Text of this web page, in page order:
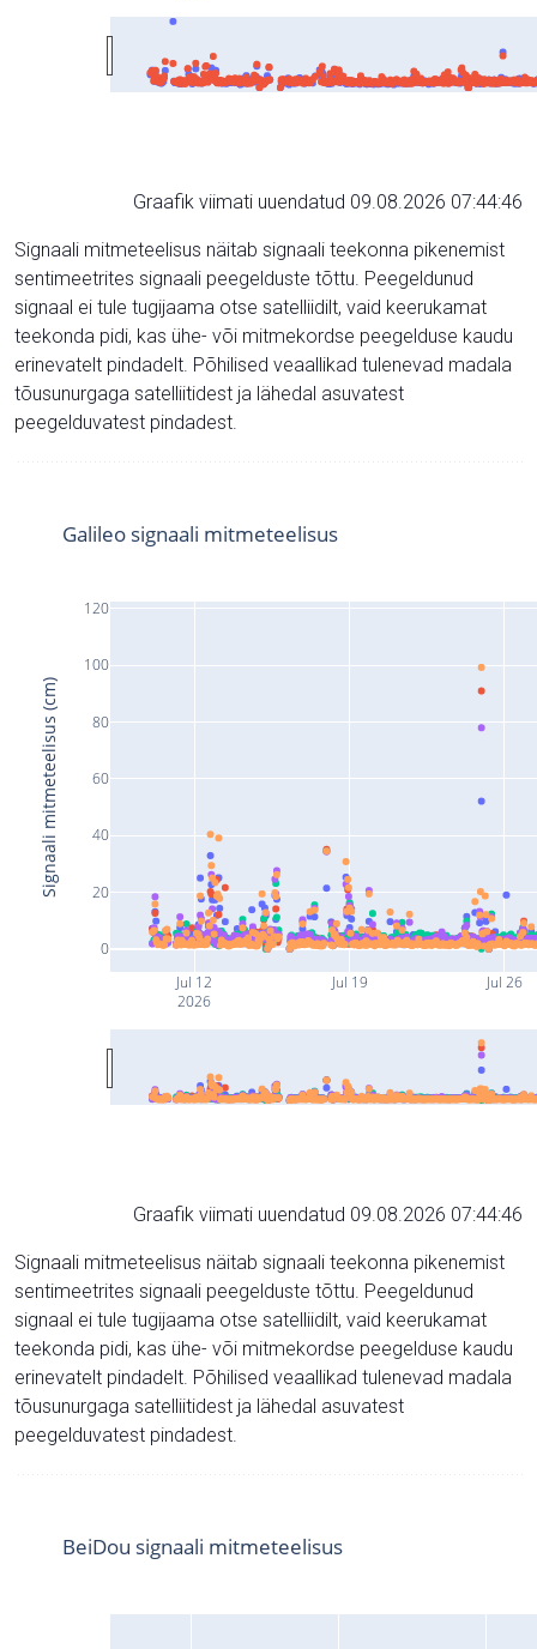
Graafik viimati uuendatud 09.08.2026 07:44:46
Signaali mitmeteelisus näitab signaali teekonna pikenemist
sentimeetrites signaali peegelduste tõttu. Peegeldunud
signaal ei tule tugijaama otse satelliidilt, vaid keerukamat
teekonda pidi, kas ühe- või mitmekordse peegelduse kaudu
erinevatelt pindadelt. Põhilised veaallikad tulenevad madala
tõusunurgaga satelliitidest ja lähedal asuvatest
peegelduvatest pindadest.
Jul 12
2026
Jul 19 Jul 26
0
20
40
60
80
100
120
Galileo signaali mitmeteelisus
Signaali mitmeteelisus (cm)
Graafik viimati uuendatud 09.08.2026 07:44:46
Signaali mitmeteelisus näitab signaali teekonna pikenemist
sentimeetrites signaali peegelduste tõttu. Peegeldunud
signaal ei tule tugijaama otse satelliidilt, vaid keerukamat
teekonda pidi, kas ühe- või mitmekordse peegelduse kaudu
erinevatelt pindadelt. Põhilised veaallikad tulenevad madala
tõusunurgaga satelliitidest ja lähedal asuvatest
peegelduvatest pindadest.
BeiDou signaali mitmeteelisus